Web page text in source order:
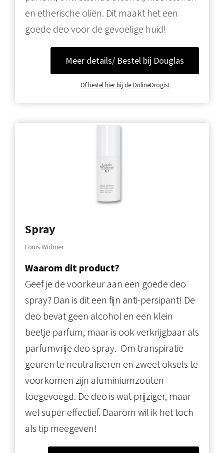
en etherische oliën. Dit maakt het een
goede deo voor de gevoelige huid!
Meer details/ Bestel bij Douglas
Of bestel hier bij de OnlineDrogist
Spray
Louis Widmer
Waarom dit product?
Geef je de voorkeur aan een goede deo
spray? Dan is dit een fijn anti-persipant! De
deo bevat geen alcohol en een klein
beetje parfum, maar is ook verkrijgbaar als
parfumvrije deo spray. Om transpiratie
geuren te neutraliseren en zweet oksels te
voorkomen zijn aluminiumzouten
toegevoegd. De deo is wat prijziger, maar
wel super effectief. Daarom wil ik het toch
als tip meegeven!